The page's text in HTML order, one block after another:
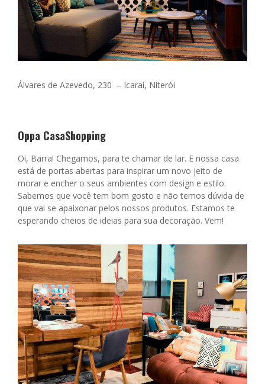
Álvares de Azevedo, 230 – Icaraí, Niterói
Oppa CasaShopping
Oi, Barra! Chegamos, para te chamar de lar. E nossa casa
está de portas abertas para inspirar um novo jeito de
morar e encher o seus ambientes com design e estilo.
Sabemos que você tem bom gosto e não temos dúvida de
que vai se apaixonar pelos nossos produtos. Estamos te
esperando cheios de ideias para sua decoração. Vem!